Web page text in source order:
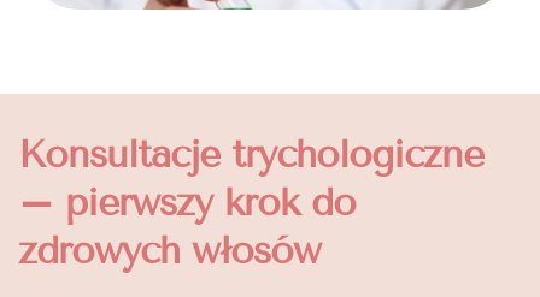
Konsultacje trychologiczne
– pierwszy krok do
zdrowych włosów